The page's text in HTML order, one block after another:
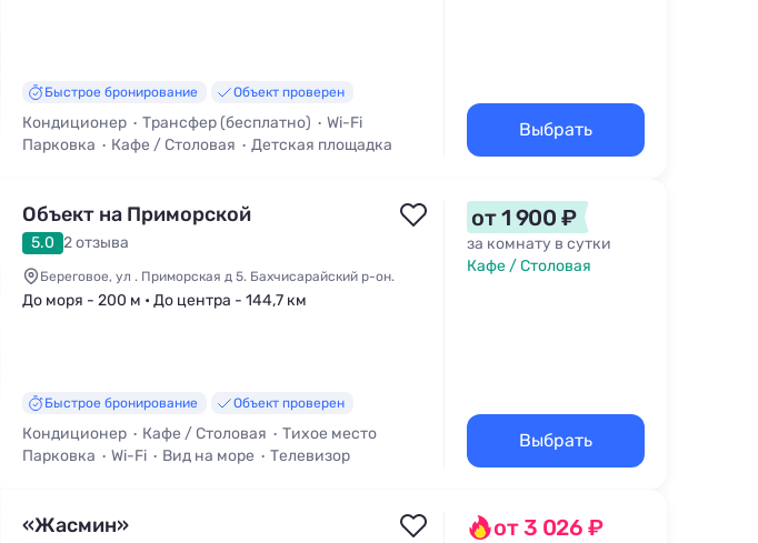
Быстрое бронирование Объект проверен
Кондиционер Трансфер (бесплатно)
Wi-Fi
Парковка
Кафе / Столовая
Детская площадка
Выбрать
Объект на Приморской
5.0 2 отзыва
Береговое, ул . Приморская д 5. Бахчисарайский р-он.
До моря - 200 м • До центра - 144,7 км
Быстрое бронирование Объект проверен
Кондиционер Кафе / Столовая
Тихое место
Парковка
Wi-Fi Вид на море Телевизор
от 1 900 ₽
за комнату в сутки
Кафе / Столовая
Выбрать
«Жасмин» от 3 026 ₽